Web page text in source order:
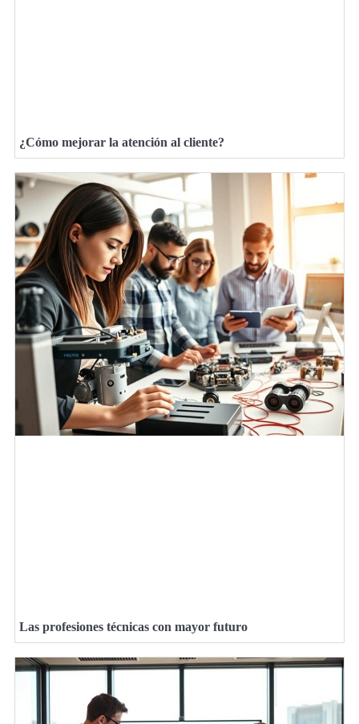
¿Cómo mejorar la atención al cliente?
Las profesiones técnicas con mayor futuro